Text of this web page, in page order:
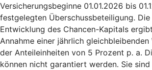
Versicherungsbeginne 01.01.2026 bis
festgelegten Überschussbeteiligung.
Entwicklung des Chancen-Kapitals
Annahme einer jährlich
der Anteileinheiten von 5 Prozent p. a.
können nicht garantiert werden. Sie sind